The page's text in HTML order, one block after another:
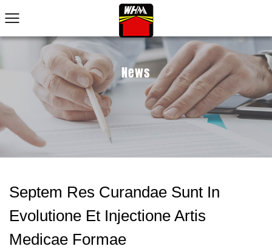
News
Septem Res Curandae Sunt In
Evolutione Et Injectione Artis
Medicae Formae